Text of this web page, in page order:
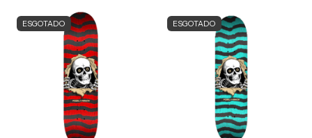
ESGOTADO ESGOTADO